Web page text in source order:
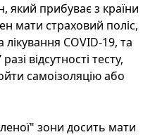
який прибуває з країни
мати страховий поліс,
COVID-19, та
відсутності тесту,
самоізоляцію або
зони досить мати